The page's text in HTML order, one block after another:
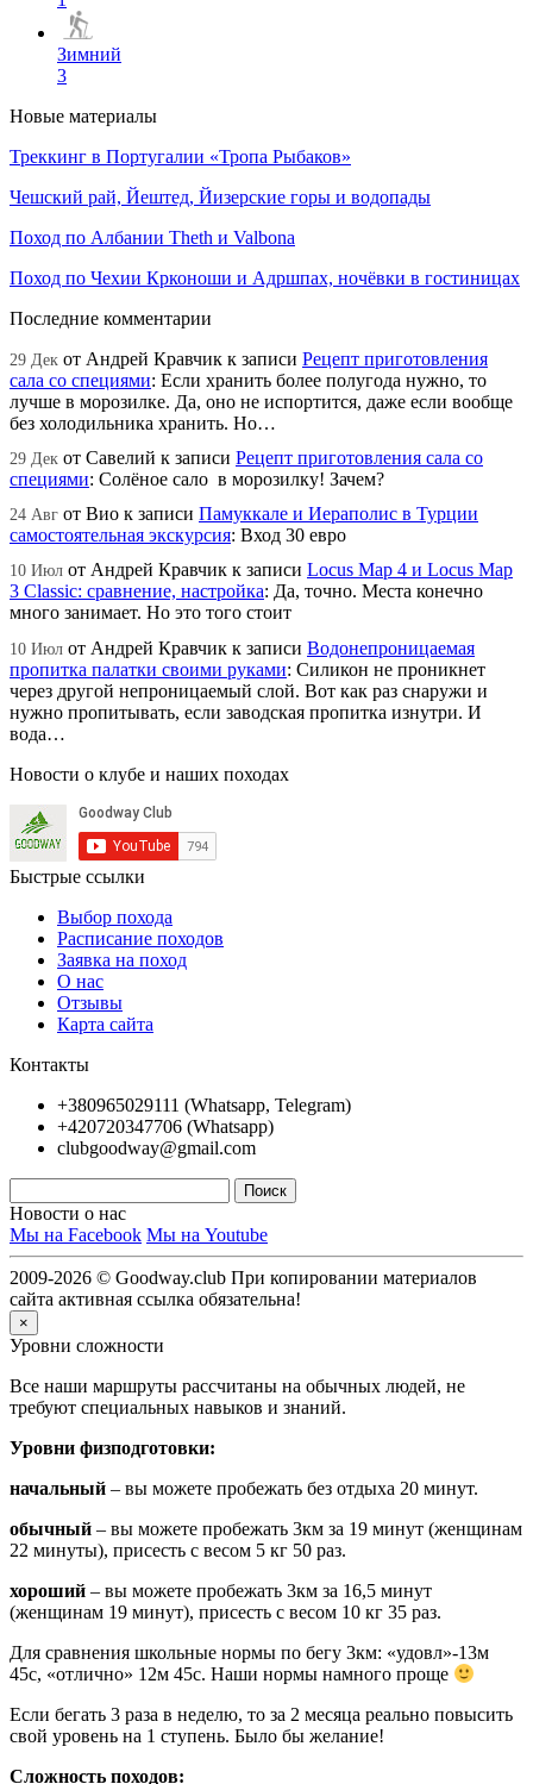
Зимний
3
Новые материалы
Треккинг в Португалии «Тропа Рыбаков»
Чешский рай, Йештед, Йизерские горы и водопады
Поход по Албании Theth и Valbona
Поход по Чехии Крконоши и Адршпах, ночёвки в гостиницах
Последние комментарии
29 Дек от Андрей Кравчик к записи Рецепт приготовления
сала со специями: Если хранить более полугода нужно, то
лучше в морозилке. Да, оно не испортится, даже если вообще
без холодильника хранить. Но…
29 Дек от Савелий к записи Рецепт приготовления сала со
специями: Солёное сало в морозилку! Зачем?
24 Авг от Вио к записи Памуккале и Иераполис в Турции
самостоятельная экскурсия: Вход 30 евро
10 Июл от Андрей Кравчик к записи Locus Map 4 и Locus Map
3 Classic: сравнение, настройка: Да, точно. Места конечно
много занимает. Но это того стоит
10 Июл от Андрей Кравчик к записи Водонепроницаемая
пропитка палатки своими руками: Силикон не проникнет
через другой непроницаемый слой. Вот как раз снаружи и
нужно пропитывать, если заводская пропитка изнутри. И
вода…
Новости о клубе и наших походах
Быстрые ссылки
Выбор похода
Расписание походов
Заявка на поход
О нас
Отзывы
Карта сайта
Контакты
+380965029111 (Whatsapp, Telegram)
+420720347706 (Whatsapp)
clubgoodway@gmail.com
Новости о нас
Мы на Facebook Мы на Youtube
2009-2026 © Goodway.club При копировании материалов
сайта активная ссылка обязательна!
×
Уровни сложности
Все наши маршруты рассчитаны на обычных людей, не
требуют специальных навыков и знаний.
Уровни физподготовки:
начальный – вы можете пробежать без отдыха 20 минут.
обычный – вы можете пробежать 3км за 19 минут (женщинам
22 минуты), присесть с весом 5 кг 50 раз.
хороший – вы можете пробежать 3км за 16,5 минут
(женщинам 19 минут), присесть с весом 10 кг 35 раз.
Для сравнения школьные нормы по бегу 3км: «удовл»-13м
45с, «отлично» 12м 45с. Наши нормы намного проще
Если бегать 3 раза в неделю, то за 2 месяца реально повысить
свой уровень на 1 ступень. Было бы желание!
Сложность походов: